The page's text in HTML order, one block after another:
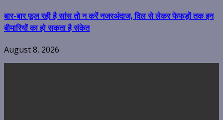
बार-बार फूल रही है सांस तो न करें नजरअंदाज, दिल से लेकर फेफड़ों तक इन
बीमारियों का हो सकता है संकेत
August 8, 2026